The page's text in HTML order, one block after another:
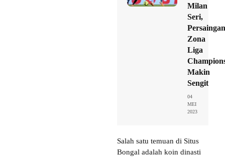
Milan
Seri,
Persaingan
Zona
Liga
Makin
Sengit
04
MEI
2023
Salah satu temuan di Situs
Bongal adalah koin dinasti